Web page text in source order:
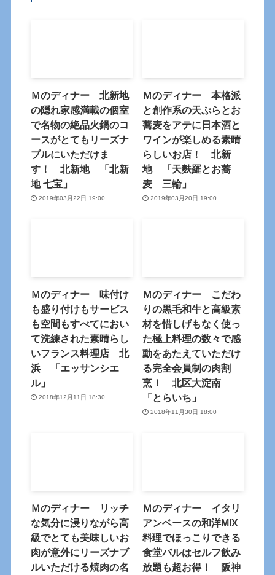
Ｍのディナー 北新地
の隠れ家感満載の個室
で名物の絶品火鍋のコ
ースがとてもリーズナ
ブルにいただけま
す！ 北新地 「北新
地 七宝」
2019年03月22日 19:00
Ｍのディナー 本格派
と創作系の天ぷらとお
蕎麦をアテに日本酒と
ワインが楽しめる素晴
らしいお店！ 北新
地 「天麩羅とお蕎
麦 三輪」
2019年03月20日 19:00
Ｍのディナー 味付け
も盛り付けもサービス
も空間もすべてにおい
て洗練された素晴らし
いフランス料理店 北
浜 「エッサンシエ
ル」
2018年12月11日 18:30
Ｍのディナー こだわ
りの黒毛和牛と高級素
材を惜しげもなく使っ
た極上料理の数々で感
動をあたえていただけ
る完全会員制の肉割
烹！ 北区大淀南
「とらいち」
2018年11月30日 18:00
Ｍのディナー リッチ
な気分に浸りながら高
級でとても美味しいお
肉が意外にリーズナブ
ルいただける焼肉の名
Ｍのディナー イタリ
アンベースの和洋MIX
料理でほっこりできる
食堂バルはセルフ飲み
放題も超お得！ 阪神